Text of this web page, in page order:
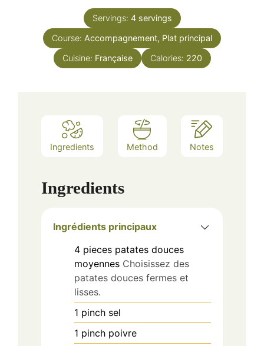
Servings: 4 servings
Course: Accompagnement, Plat principal
Cuisine: Française Calories: 220
Ingredients Method Notes
Ingredients
Ingrédients principaux
4 pieces patates douces
moyennes Choisissez des
patates douces fermes et
lisses.
1 pinch sel
1 pinch poivre